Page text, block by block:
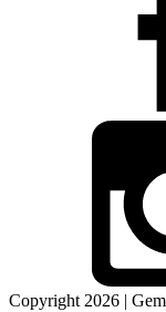
Copyright 2026 |